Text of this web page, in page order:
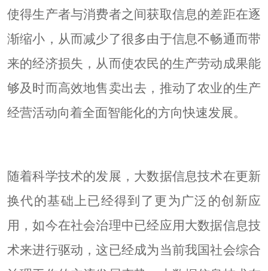
使得生产者与消费者之间获取信息的差距在逐
渐缩小，从而减少了很多由于信息不畅通而带
来的经济损失，从而使农民的生产劳动成果能
够及时而高效地售卖出去，推动了农业的生产
经营活动向着全面智能化的方向快速发展。
随着科学技术的发展，大数据信息技术在更新
换代的基础上已经得到了更为广泛的创新应
用，如今在社会治理中已经应用大数据信息技
术来进行驱动，这已经成为当前我国社会综合